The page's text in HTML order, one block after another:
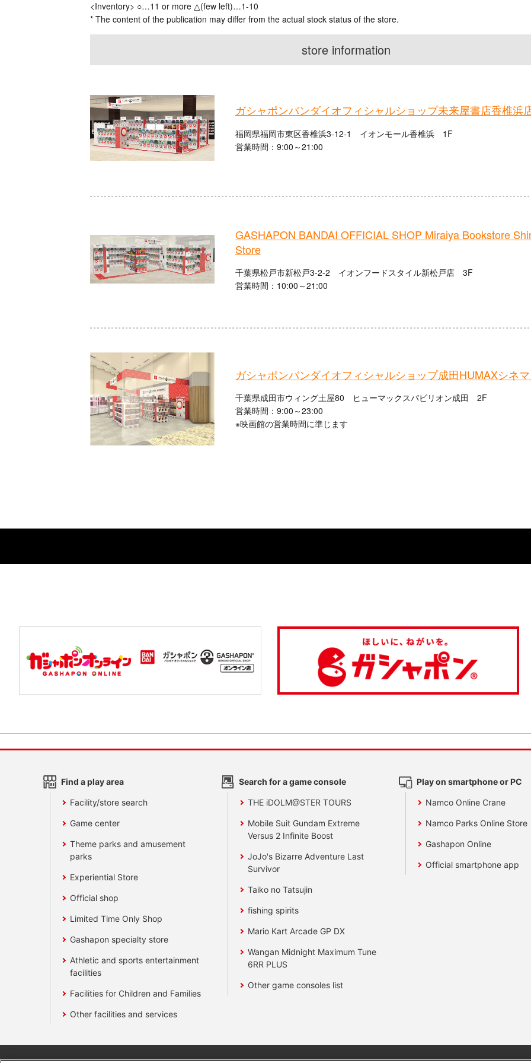
<Inventory> ○…11 or more △(few left)…1-10
* The content of the publication may differ from the actual stock status of the store.
store information
ガシャポンバンダイオフィシャルショップ未来屋書店香椎浜
福岡県福岡市東区香椎浜3-12-1 イオンモール香椎浜 1F
営業時間：9:00～21:00
GASHAPON BANDAI OFFICIAL SHOP Miraiya Bookstore
Store
千葉県松戸市新松戸3-2-2 イオンフードスタイル新松戸店 3F
営業時間：10:00～21:00
ガシャポンバンダイオフィシャルショップ成田HUMAXシネ
千葉県成田市ウィング土屋80 ヒューマックスパビリオン成田 2F
営業時間：9:00～23:00
※映画館の営業時間に準じます
Find a play area
Facility/store search
Game center
Theme parks and amusement
parks
Experiential Store
Official shop
Limited Time Only Shop
Gashapon specialty store
Athletic and sports entertainment
facilities
Facilities for Children and Families
Other facilities and services
Search for a game console
THE iDOLM@STER TOURS
Mobile Suit Gundam Extreme
Versus 2 Infinite Boost
JoJo's Bizarre Adventure Last
Survivor
Taiko no Tatsujin
fishing spirits
Mario Kart Arcade GP DX
Wangan Midnight Maximum Tune
6RR PLUS
Other game consoles list
Play on smartphone or PC
Namco Online Crane
Namco Parks Online Store
Gashapon Online
Official smartphone app